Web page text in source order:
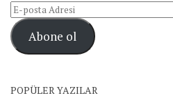
E-
posta
AdresiAbone ol
POPÜLER YAZILAR